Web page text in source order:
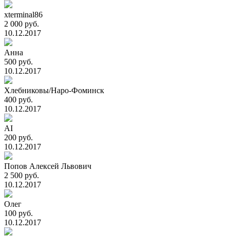
xterminal86
2 000 руб.
10.12.2017
Анна
500 руб.
10.12.2017
Хлебниковы/Наро-Фоминск
400 руб.
10.12.2017
AI
200 руб.
10.12.2017
Попов Алексей Львович
2 500 руб.
10.12.2017
Олег
100 руб.
10.12.2017